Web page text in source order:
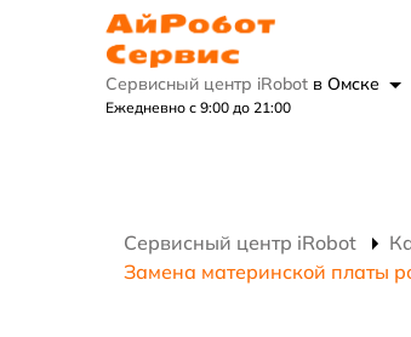
Сервисный центр iRobot в Омске
Ежедневно с 9:00 до 21:00
Сервисный центр iRobot
Замена материнской платы